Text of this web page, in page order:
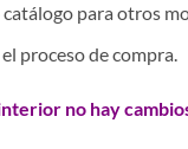
para otros
proceso de compra.
no hay